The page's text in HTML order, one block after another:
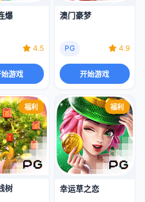
爆
4.5
游戏
澳门豪梦
PG 4.9
开始游戏
福利
树
福利
幸运草之恋